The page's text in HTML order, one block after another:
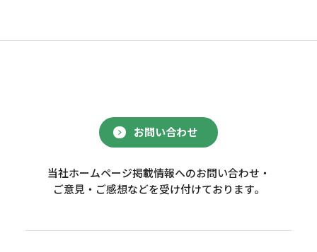
お問い合わせ
当社ホームページ掲載情報へのお問い合わせ・
ご意見・ご感想などを受け付けております。